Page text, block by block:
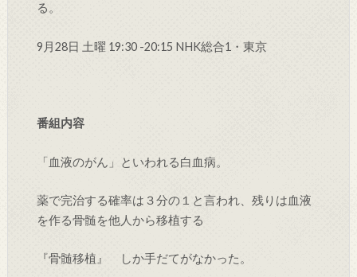
る。
9月28日 土曜 19:30 -20:15 NHK総合1・東京
番組内容
「血液のがん」といわれる白血病。
薬で完治する確率は３分の１と言われ、残りは血液
を作る骨髄を他人から移植する
『骨髄移植』 しか手だてがなかった。